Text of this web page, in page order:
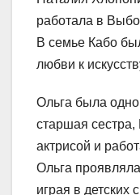
работала в
В семье Кабо
любви к
Ольга была
старшая сестра,
актрисой и
Ольга проявляла
играя в детских